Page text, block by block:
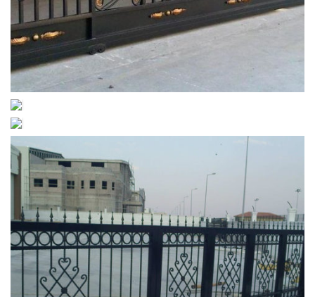
yana_kayar_kapi (2)